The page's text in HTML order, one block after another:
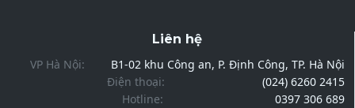
Liên hệ
VP Hà Nội:
B1-02 khu Công an, P. Định Công, TP. Hà Nội
Điện thoại:
(024) 6260 2415
Hotline:
0397 306 689